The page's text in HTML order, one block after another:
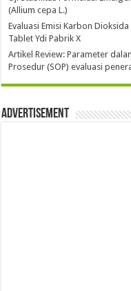
(Allium cepa L.)
Evaluasi Emisi Karbon
Tablet Ydi Pabrik X
Artikel Review: Parameter
Prosedur (SOP) evaluasi
Advertisement